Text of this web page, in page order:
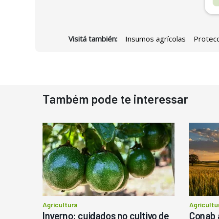
Visitá también: Insumos agrícolas
Também pode te interessar
Agricultura
Inverno: cuidados no cultivo de Conab